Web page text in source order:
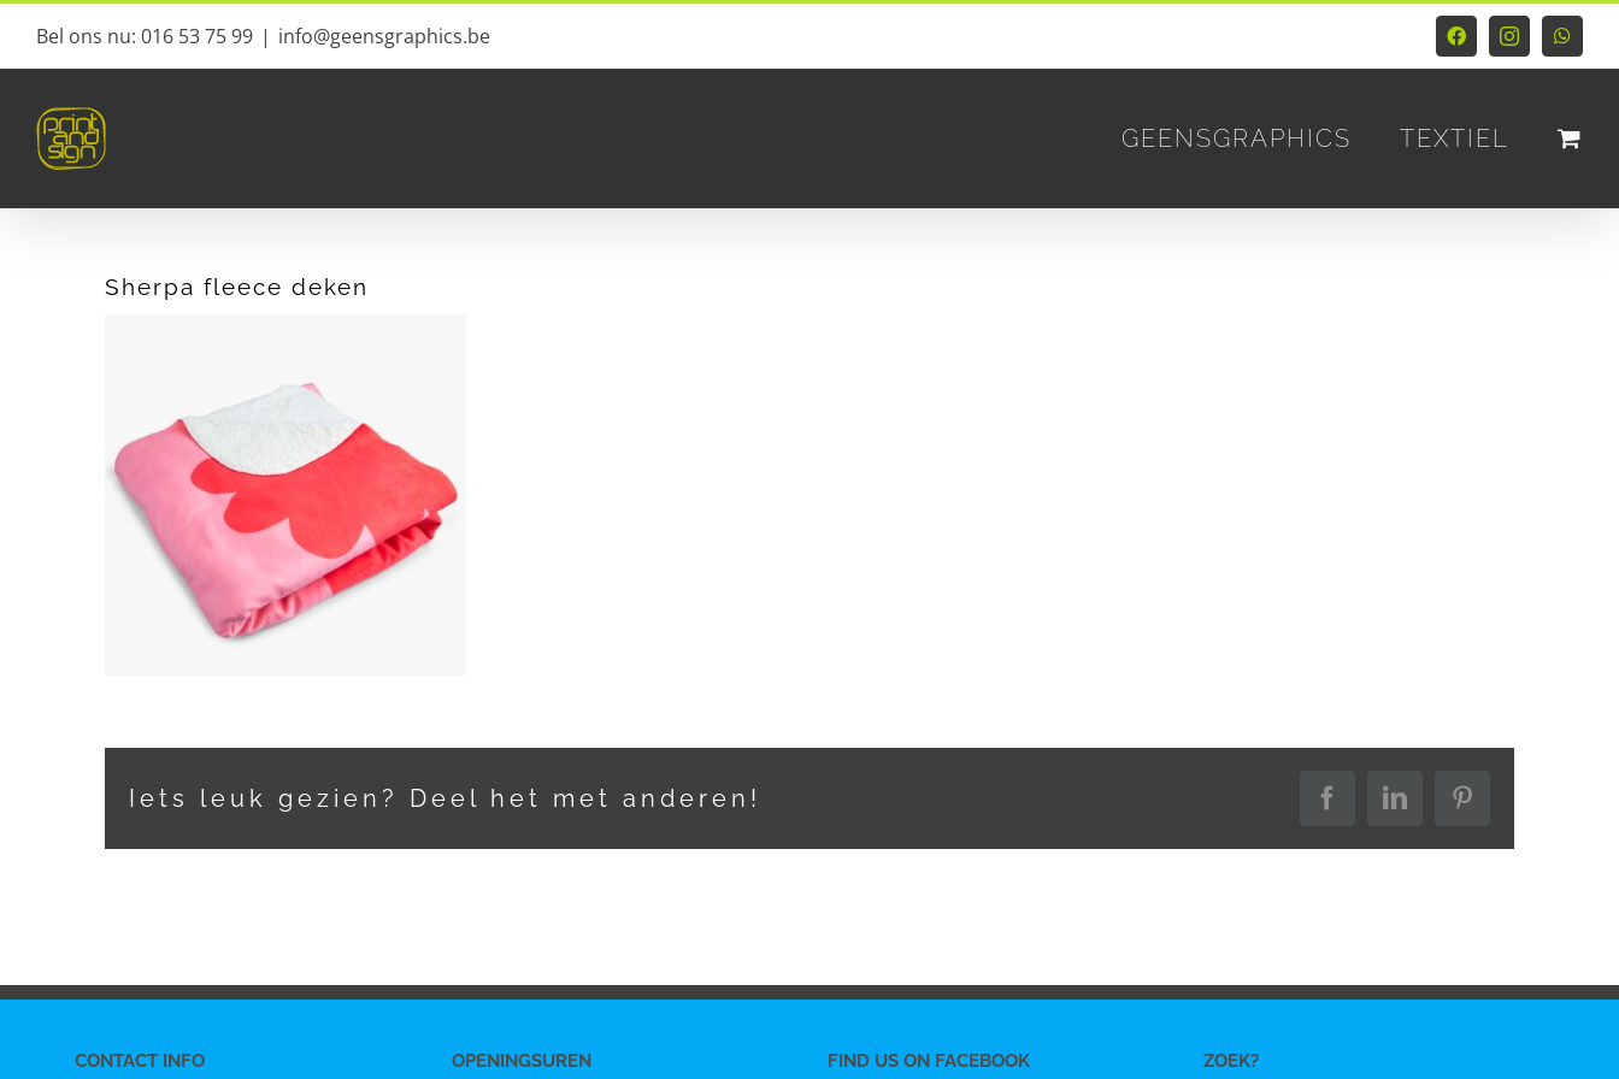
Ga
Bel ons nu: 016 53 75 99 | info@geensgraphics.be FacebookInstagram
GEENSGRAPHICS TEXTIEL
Sherpa fleece deken
Iets leuk gezien? Deel het met anderen! FacebookLinkedInPinterest
CONTACT INFO OPENINGSUREN FIND US ON FACEBOOK ZOEK?